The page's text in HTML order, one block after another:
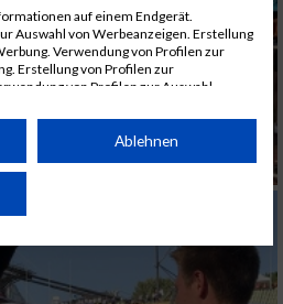
auf einem Endgerät.
Auswahl von Werbeanzeigen. Erstellung
Verwendung von Profilen zur
Erstellung von Profilen zur
von Profilen zur Auswahl
von Zielgruppen durch Statistiken oder
Quellen. Entwicklung und
Union weitergegeben und in die
Anbieter)
Ablehnen